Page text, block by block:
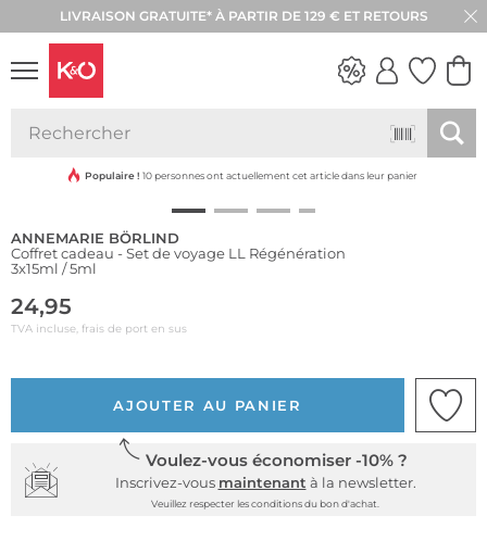
LIVRAISON GRATUITE* À PARTIR DE 129 € ET RETOURS
RETOUR SOUS 30 JOURS
VIBES
Durable
Populaire ! 10 personnes ont actuellement cet article dans leur panier
ANNEMARIE BÖRLIND
Coffret cadeau - Set de voyage LL Régénération
3x15ml / 5ml
24,95
TVA incluse, frais de port en sus
AJOUTER AU PANIER
Voulez-vous économiser -10% ?
Inscrivez-vous maintenant à la newsletter.
Veuillez respecter les conditions du bon d'achat.